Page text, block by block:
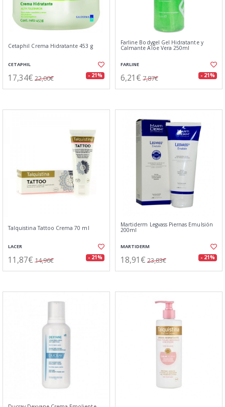
Cetaphil Crema Hidratante 453 g
CETAPHIL
17,34€ 22,00€ - 21%
Farline Bodygel Gel Hidratante y
Calmante Aloe Vera 250ml
FARLINE
6,21€ 7,87€ - 21%
Talquistina Tattoo Crema 70 ml
LACER
11,87€ 14,96€ - 21%
Martiderm Legvass Piernas Emulsión
200ml
MARTIDERM
18,91€ 23,83€ - 21%